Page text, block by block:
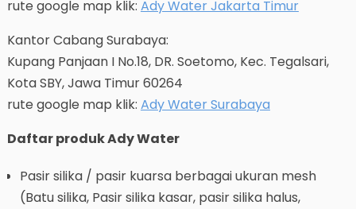
rute google map klik: Ady Water Jakarta Timur
Kantor Cabang Surabaya:
Kupang Panjaan I No.18, DR. Soetomo, Kec. Tegalsari,
Kota SBY, Jawa Timur 60264
rute google map klik: Ady Water Surabaya
Daftar produk Ady Water
Pasir silika / pasir kuarsa berbagai ukuran mesh
(Batu silika, Pasir silika kasar, pasir silika halus,